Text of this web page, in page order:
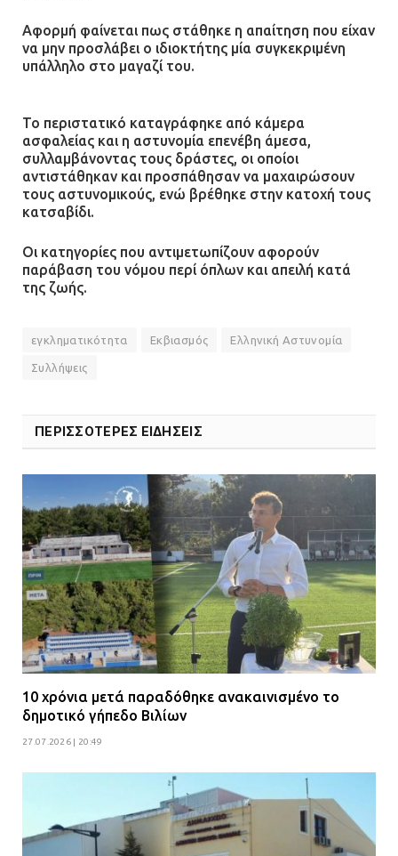
Αφορμή φαίνεται πως στάθηκε η απαίτηση που είχαν
να μην προσλάβει ο ιδιοκτήτης μία συγκεκριμένη
υπάλληλο στο μαγαζί του.
Το περιστατικό καταγράφηκε από κάμερα
ασφαλείας και η αστυνομία επενέβη άμεσα,
συλλαμβάνοντας τους δράστες, οι οποίοι
αντιστάθηκαν και προσπάθησαν να μαχαιρώσουν
τους αστυνομικούς, ενώ βρέθηκε στην κατοχή τους
κατσαβίδι.
Οι κατηγορίες που αντιμετωπίζουν αφορούν
παράβαση του νόμου περί όπλων και απειλή κατά
της ζωής.
εγκληματικότητα Εκβιασμός Ελληνική Αστυνομία
Συλλήψεις
ΠΕΡΙΣΣΟΤΕΡΕΣ ΕΙΔΗΣΕΙΣ
10 χρόνια μετά παραδόθηκε ανακαινισμένο το
δημοτικό γήπεδο Βιλίων
27.07.2026 | 20:49